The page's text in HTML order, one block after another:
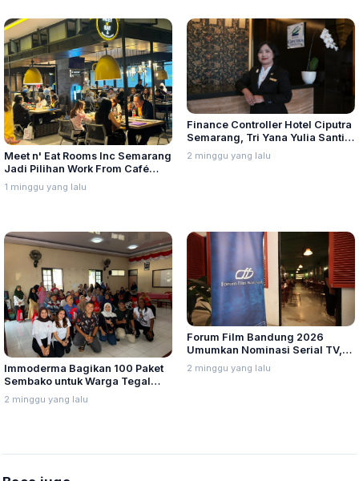
Meet n' Eat Rooms Inc Semarang
Jadi Pilihan Work From Café
dengan Menu Baru yang Variatif
1 minggu yang lalu
Finance Controller Hotel Ciputra
Semarang, Tri Yana Yulia Santi:
Kepemimpinan Berawal dari
Integritas dan Proses
2 minggu yang lalu
Immoderma Bagikan 100 Paket
Sembako untuk Warga Tegal
Sari Semarang
2 minggu yang lalu
Forum Film Bandung 2026
Umumkan Nominasi Serial TV,
Web Hingga Pemeran Utama
Terpuji
2 minggu yang lalu